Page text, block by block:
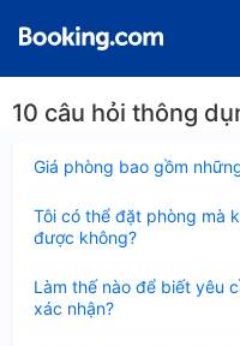
10 câu hỏi thông
Giá phòng bao gồm
thu
Tôi có thể đặt phòng mà
được không?
thu
gọn
Làm thế nào để biết yêu
xác nhận?
thu
gọn